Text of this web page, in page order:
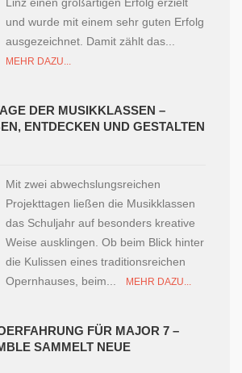
Linz einen großartigen Erfolg erzielt
und wurde mit einem sehr guten Erfolg
ausgezeichnet. Damit zählt das...
MEHR DAZU...
DER MUSIKKLASSEN –
ENTDECKEN UND GESTALTEN
Mit zwei abwechslungsreichen
Projekttagen ließen die Musikklassen
das Schuljahr auf besonders kreative
Weise ausklingen. Ob beim Blick hinter
die Kulissen eines traditionsreichen
Opernhauses, beim...
MEHR DAZU...
FÜR MAJOR 7 –
SAMMELT NEUE